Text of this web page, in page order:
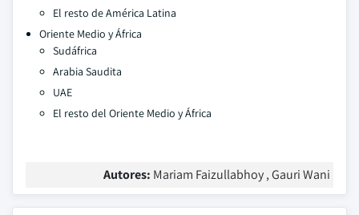
El resto de América Latina
Oriente Medio y África
Sudáfrica
Arabia Saudita
UAE
El resto del Oriente Medio y África
Autores: Mariam Faizullabhoy , Gauri Wani